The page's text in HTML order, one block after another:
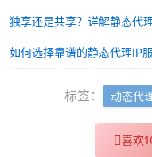
独享还是共享？详解静态代
如何选择靠谱的静态代理IP
标签： 动态代
喜欢